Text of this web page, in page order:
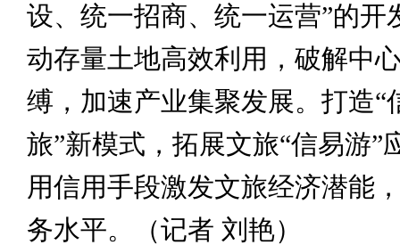
设、统一招商、统一运营”的开
动存量土地高效利用，破解中
缚，加速产业集聚发展。打造“
旅”新模式，拓展文旅“信易游”
用信用手段激发文旅经济潜能
务水平。（记者 刘艳）